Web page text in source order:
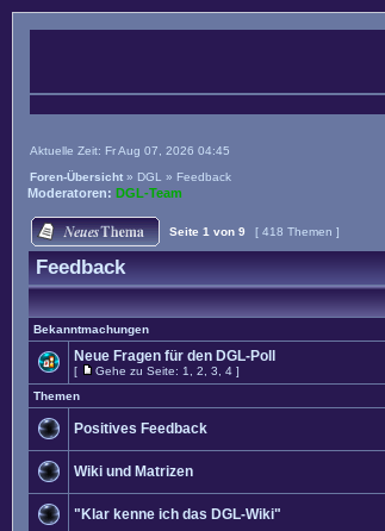
Aktuelle Zeit: Fr Aug 07, 2026 04:45
Foren-Übersicht » DGL » Feedback
Moderatoren: DGL-Team
Seite 1 von 9 [ 418 Themen ]
Feedback
Bekanntmachungen
Neue Fragen für den DGL-Poll
[ Gehe zu Seite: 1 2 3 4 ]
Themen
Positives Feedback
Wiki und Matrizen
"Klar kenne ich das DGL-Wiki"